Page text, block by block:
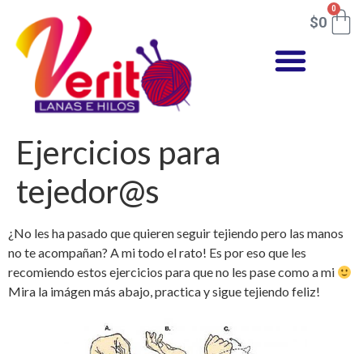
$0
0
Ejercicios para
tejedor@s
¿No les ha pasado que quieren seguir tejiendo pero las manos
no te acompañan? A mi todo el rato! Es por eso que les
recomiendo estos ejercicios para que no les pase como a mi
Mira la imágen más abajo, practica y sigue tejiendo feliz!